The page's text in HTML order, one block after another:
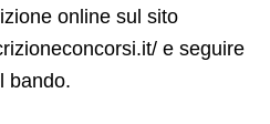
online sul sito
e seguire
bando.